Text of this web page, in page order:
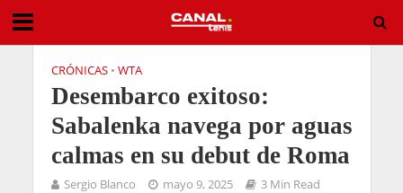
CRÓNICAS • WTA
Desembarco exitoso:
Sabalenka navega por aguas
calmas en su debut de Roma
Sergio Blanco mayo 9, 2025 3 Min Read